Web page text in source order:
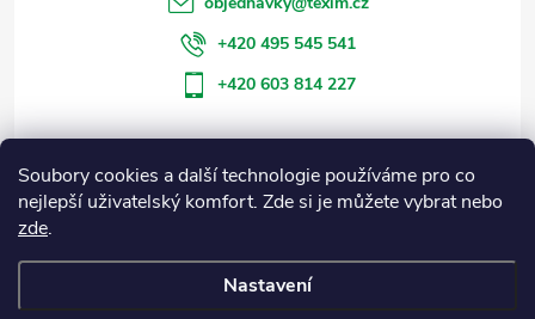
Soubory cookies a další technologie používáme pro co
nejlepší uživatelský komfort. Zde si je můžete vybrat nebo
zde.
Nastavení
Informace pro vás
Blog
+420 495 545 541
+420 603 814 227